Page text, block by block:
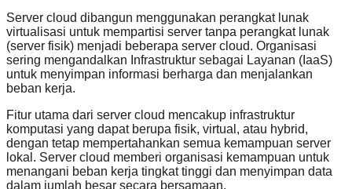
Server cloud dibangun menggunakan perangkat lunak
virtualisasi untuk mempartisi server tanpa perangkat lunak
(server fisik) menjadi beberapa server cloud. Organisasi
sering mengandalkan Infrastruktur sebagai Layanan (IaaS)
untuk menyimpan informasi berharga dan menjalankan
beban kerja.
Fitur utama dari server cloud mencakup infrastruktur
komputasi yang dapat berupa fisik, virtual, atau hybrid,
dengan tetap mempertahankan semua kemampuan server
lokal. Server cloud memberi organisasi kemampuan untuk
menangani beban kerja tingkat tinggi dan menyimpan data
dalam jumlah besar secara bersamaan.